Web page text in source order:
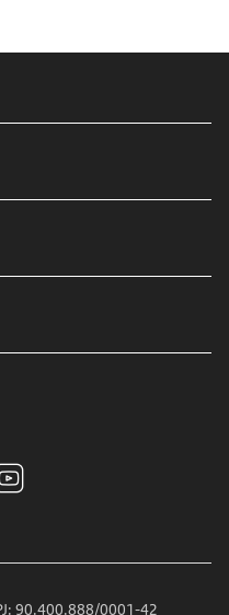
90.400.888/0001-42